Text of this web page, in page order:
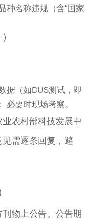
种名称违规（含“国家
据（如DUS测试，即
必要时现场考察。
业农村部科技发展中
需逐条回复，避
物上公告。公告期